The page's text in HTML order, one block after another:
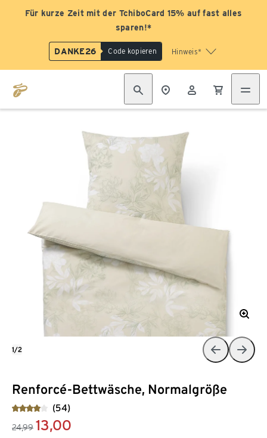
Für kurze Zeit mit der TchiboCard 15% auf fast alles
sparen!*
DANKE26 Code kopieren Hinweis*
Renforcé-Bettwäsche, Normalgröße
(54)
24,99 13,00
1/2